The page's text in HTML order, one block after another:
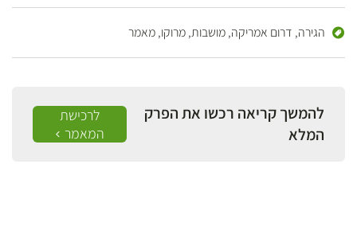
הגירה, דרום אמריקה, מושבות, מרוקו,מאמר
להמשך קריאה רכשו את הפרק
המלא
לרכישת
המאמר